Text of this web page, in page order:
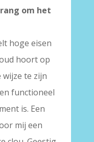
om het
hoge eisen
hoort op
te zijn
functioneel
is. Een
mij een